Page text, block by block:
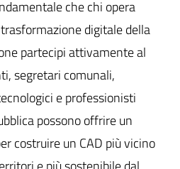
che chi opera
digitale della
partecipi attivamente al
segretari comunali,
e professionisti
possono offrire un
costruire un CAD più vicino